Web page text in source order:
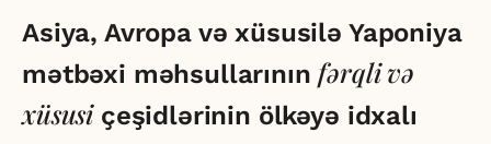
Asiya, Avropa və xüsusilə Yaponiya
mətbəxi məhsullarınınfərqli və
xüsusiçeşidlərinin ölkəyə idxalı